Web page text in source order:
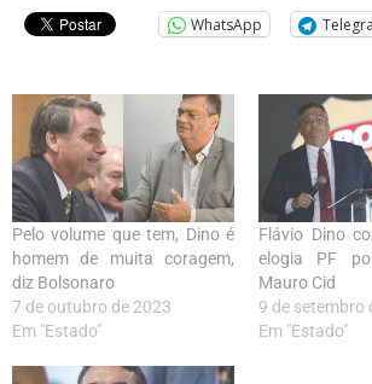
WhatsApp
Pelo volume que tem, Dino é
homem de muita coragem,
diz Bolsonaro
7 de outubro de 2023
Em "Estado"
Flávio Dino
elogia PF
Mauro Cid
9 de setembro
Em "Estado"